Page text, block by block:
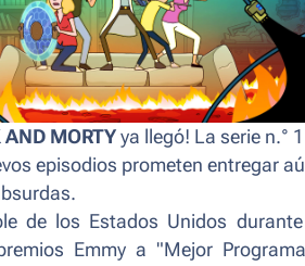
AND MORTY ya llegó! La serie n.°
episodios prometen entregar
de los Estados Unidos
Emmy a "Mejor